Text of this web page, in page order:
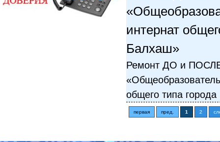
интернат
Балхаш»
Ремонт ДО и
общего типа
первая пред. 1 2